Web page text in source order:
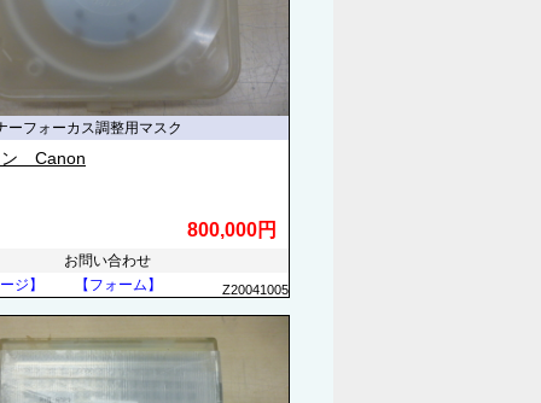
ーフォーカス調整用マスク
ン Canon
800,000円
お問い合わせ
ジ】
【フォーム】 Z20041005